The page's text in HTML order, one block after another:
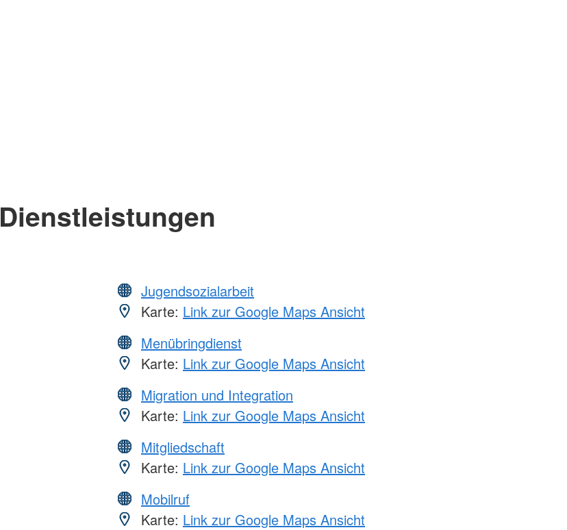
Dienstleistungen
Jugendsozialarbeit
Karte: Link zur Google Maps Ansicht
Menübringdienst
Karte: Link zur Google Maps Ansicht
Migration und Integration
Karte: Link zur Google Maps Ansicht
Mitgliedschaft
Karte: Link zur Google Maps Ansicht
Mobilruf
Karte: Link zur Google Maps Ansicht